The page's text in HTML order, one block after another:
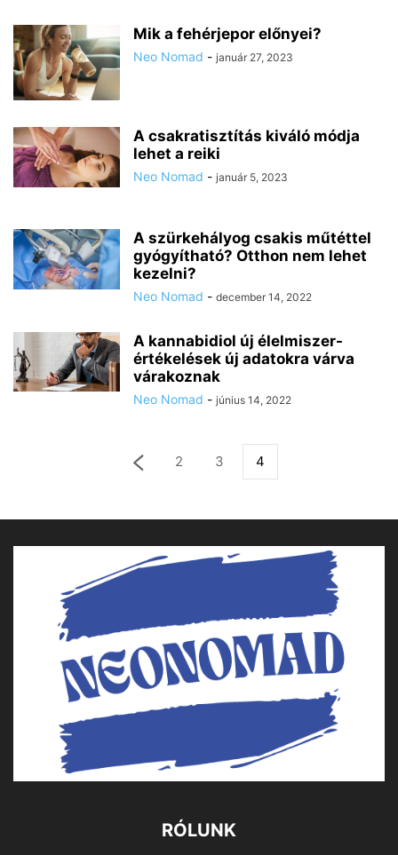
Mik a fehérjepor előnyei?
Neo Nomad - január 27, 2023
A csakratisztítás kiváló módja
lehet a reiki
Neo Nomad - január 5, 2023
A szürkehályog csakis műtéttel
gyógyítható? Otthon nem lehet
kezelni?
Neo Nomad - december 14, 2022
A kannabidiol új élelmiszer-
értékelések új adatokra várva
várakoznak
Neo Nomad - június 14, 2022
2 3 4
RÓLUNK